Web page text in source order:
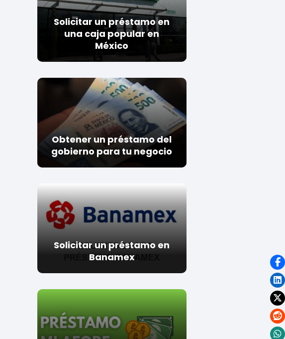
Solicitar un préstamo en
una caja popular en
México
Obtener un préstamo del
gobierno para tu negocio
Solicitar un préstamo en
Banamex